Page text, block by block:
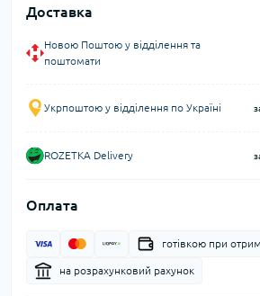
Доставка
Новою Поштою у відділення та
поштомати
Укрпоштою у відділення по Україні
ROZETKA Delivery
Оплата
готівкою при
на розрахунковий рахунок